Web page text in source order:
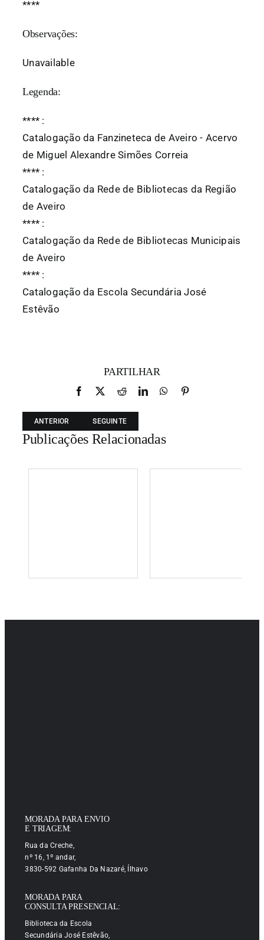
****
Observações:
Unavailable
Legenda:
**** :
Catalogação da Fanzineteca de Aveiro - Acervo
de Miguel Alexandre Simões Correia
**** :
Catalogação da Rede de Bibliotecas da Região
de Aveiro
**** :
Catalogação da Rede de Bibliotecas Municipais
de Aveiro
**** :
Catalogação da Escola Secundária José
Estêvão
PARTILHAR
Facebook RedditLinkedInWhatsAppPinterest
ANTERIOR SEGUINTE
Publicações Relacionadas
MORADA PARA ENVIO
E TRIAGEM:
Rua da Creche,
nº 16, 1º andar,
3830-592 Gafanha Da Nazaré, Ílhavo
MORADA PARA
CONSULTA PRESENCIAL:
Biblioteca da Escola
Secundária José Estêvão,